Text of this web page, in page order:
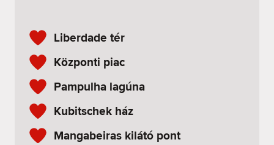
Liberdade tér
Központi piac
Pampulha lagúna
Kubitschek ház
Mangabeiras kilátó pont